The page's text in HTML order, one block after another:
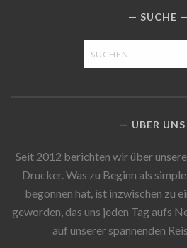
SUCHE
ÜBER UNS
Seit 2012 berichten wir über
Drucker. Was zu Beginn als
begonnen hat, ist inzwischen zu
geworden, das uns jeden Tag aufs
auf unserer spannenden